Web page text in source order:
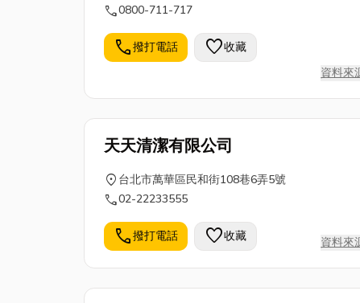
call0800-711-717
call撥打電話 favorite收藏
資料來
天天清潔有限公司
location_on 台北市萬華區民和街108巷6弄5號
call02-22233555
call撥打電話 favorite收藏 資料來